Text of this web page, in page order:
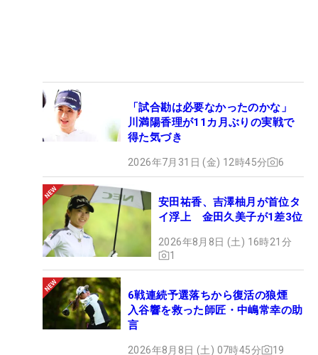
「試合勘は必要なかったのかな」
川満陽香理が11カ月ぶりの実戦で
得た気づき
2026年7月31日 (金) 12時45分 6
安田祐香、吉澤柚月が首位タ
イ浮上 金田久美子が1差3位
2026年8月8日 (土) 16時21分
1
6戦連続予選落ちから復活の狼煙
入谷響を救った師匠・中嶋常幸の助
言
2026年8月8日 (土) 07時45分 19